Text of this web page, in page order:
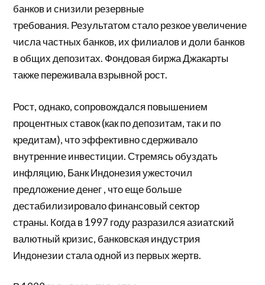
банков и снизили резервные
требования. Результатом стало резкое увеличение
числа частных банков, их филиалов и доли банков
в общих депозитах. Фондовая биржа Джакарты
также переживала взрывной рост.
Рост, однако, сопровождался повышением
процентных ставок (как по депозитам, так и по
кредитам), что эффективно сдерживало
внутренние инвестиции. Стремясь обуздать
инфляцию, Банк Индонезия ужесточил
предложениеденег, что еще больше
дестабилизировало финансовый сектор
страны. Когда в 1997 году разразился азиатский
валютный кризис, банковская индустрия
Индонезии стала одной из первых жертв.